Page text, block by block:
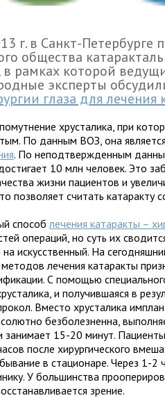
г. в Санкт-
общества
в рамках которой
эксперты
глаза для лечения
хрусталика, при
По данным ВОЗ, она
. По неподтвержденным
10 млн человек. Это
жизни пациентов и
позволяет считать
способлечения катаракты –
операций, но суть их
на искусственный. На
лечения катаракты
С помощью
и получившаяся в
Вместо хрусталика
безболезненна,
занимает 15-20 минут.
после хирургического
в стационаре. Через 1-2
У большинства
зрение.